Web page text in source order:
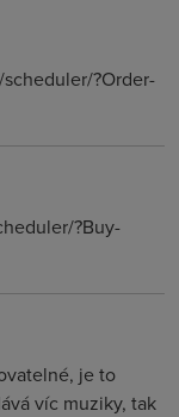
?Order-
?Buy-
je to
víc muziky, tak